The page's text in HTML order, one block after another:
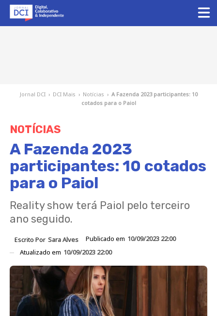
Jornal DCI › DCI Mais › Notícias › A Fazenda 2023 participantes: 10
cotados para o Paiol
NOTÍCIAS
A Fazenda 2023
participantes: 10 cotados
para o Paiol
Reality show terá Paiol pelo terceiro
ano seguido.
Escrito Por Sara Alves Publicado em 10/09/2023 22:00
Atualizado em 10/09/2023 22:00